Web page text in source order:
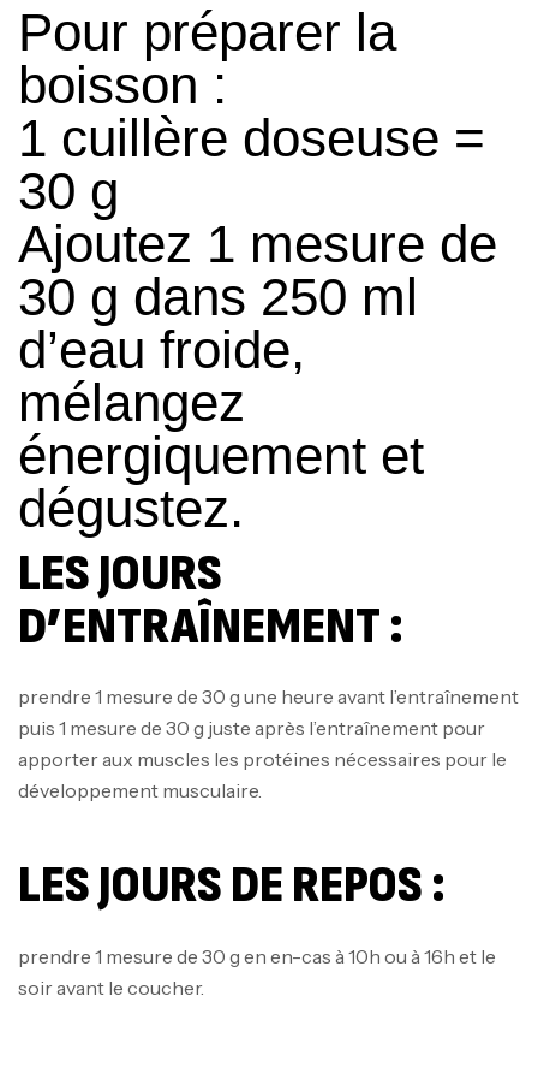
Pour préparer la
boisson :
1 cuillère doseuse =
30 g
Ajoutez 1 mesure de
30 g dans 250 ml
d’eau froide,
mélangez
énergiquement et
dégustez.
LES JOURS
D’ENTRAÎNEMENT :
prendre 1 mesure de 30 g une heure avant l’entraînement
puis 1 mesure de 30 g juste après l’entraînement pour
apporter aux muscles les protéines nécessaires pour le
développement musculaire.
LES JOURS DE REPOS :
prendre 1 mesure de 30 g en en-cas à 10h ou à 16h et le
soir avant le coucher.
Mega Creatine CREAPURE – 306 Gr –
د.ت126
100% Pure Whey – 2,27kg – BIOTECHUSA
Autres